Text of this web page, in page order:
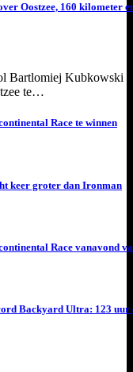
Oostzee, 160 kilometer
Bartlomiej Kubkowski
te…
Race te winnen
keer groter dan Ironman
Race vanavond
Backyard Ultra: 123 uur